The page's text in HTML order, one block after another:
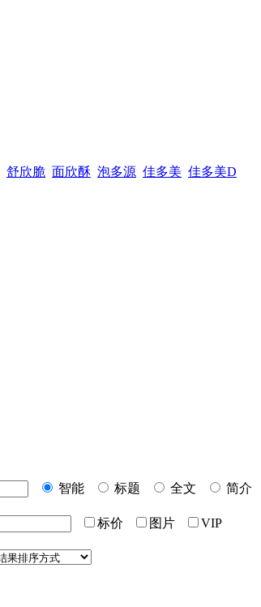
舒欣脆 面欣酥 泡多源 佳多美 佳多美D
智能
标题 全文 简介
标价 图片
VIP